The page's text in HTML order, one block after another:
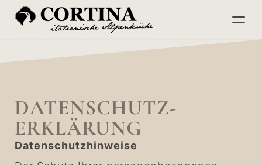
DATENSCHUTZ­
ERKLÄRUNG
Datenschutzhinweise